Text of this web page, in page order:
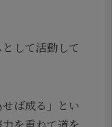
して活動して
ば成る」とい